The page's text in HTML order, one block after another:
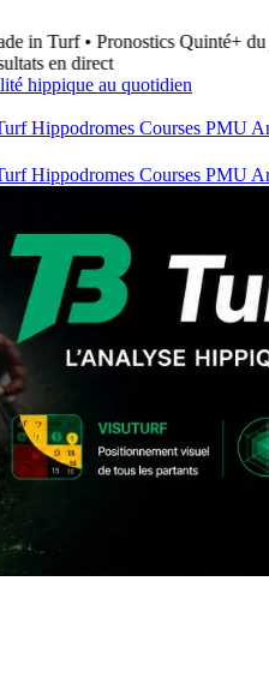
in Turf • Pronostics Quinté+ du
en direct
hippique au quotidien
Hippodromes Courses PMU
Hippodromes Courses PMU